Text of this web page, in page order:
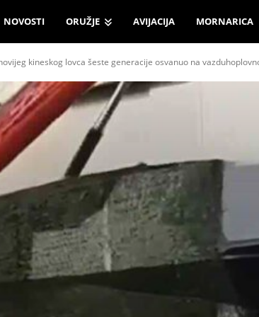
NOVOSTI ORUŽJE AVIJACIJA MORNARICA
kineskog lovca šeste generacije osvanuo na